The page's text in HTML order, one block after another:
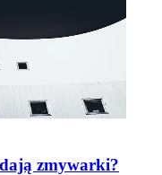
zmywarki?